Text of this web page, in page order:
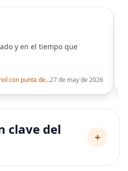
y en el tiempo que
Ohuhu Marcadores de alcohol con punta de pincel – Juego de marcadores artísticos de doble punta con certificación AP para artistas adultos27 de may de 2026
clave del
+